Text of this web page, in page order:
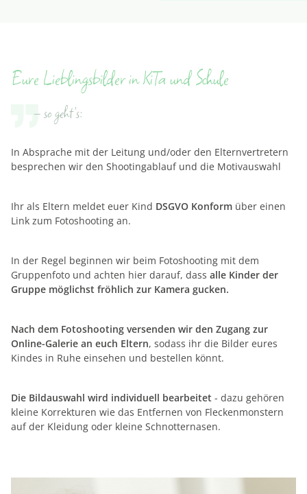
Eure Lieblingsbilder in KiTa und Schule
– so geht’s:
In Absprache mit der Leitung und/oder den Elternvertretern
besprechen wir den Shootingablauf und die Motivauswahl
Ihr als Eltern meldet euer Kind DSGVO Konform über einen
Link zum Fotoshooting an.
In der Regel beginnen wir beim Fotoshooting mit dem
Gruppenfoto und achten hier darauf, dass alle Kinder der
Gruppe möglichst fröhlich zur Kamera gucken.
Nach dem Fotoshooting versenden wir den Zugang zur
Online-Galerie an euch Eltern, sodass ihr die Bilder eures
Kindes in Ruhe einsehen und bestellen könnt.
Die Bildauswahl wird individuell bearbeitet - dazu gehören
kleine Korrekturen wie das Entfernen von Fleckenmonstern
auf der Kleidung oder kleine Schnotternasen.